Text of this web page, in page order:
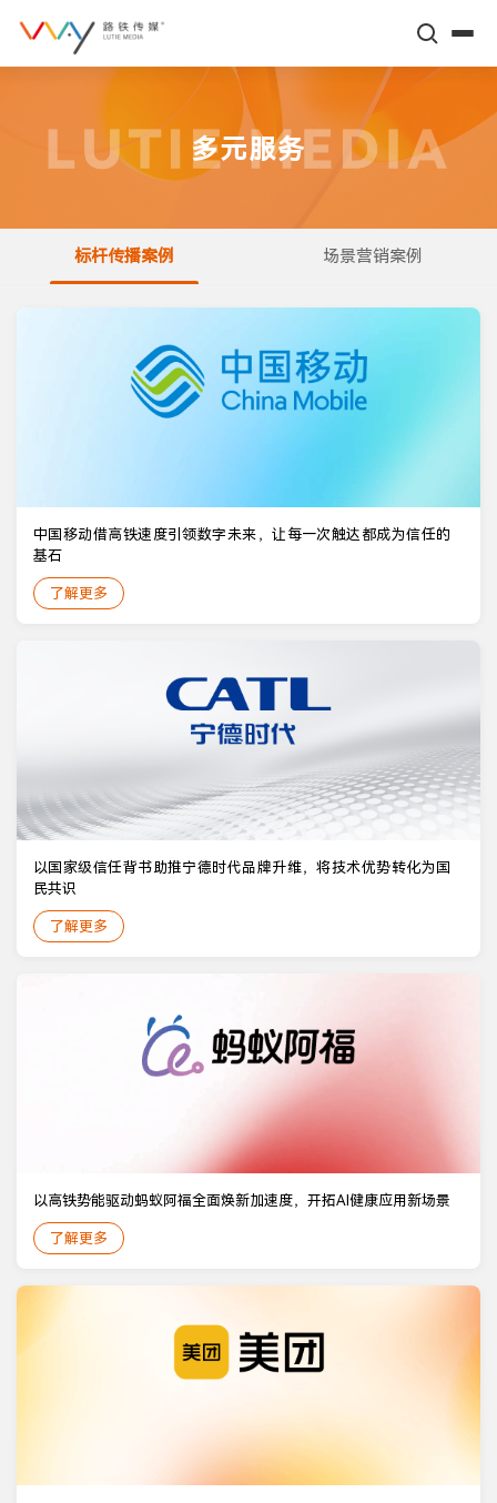
关于路铁
场景营销案例
新闻动态
高铁数据
多元服务
标杆传播案例 场景营销案例
中国移动借高铁速度引领数字未来，让每一次触达都成为信任的
基石
了解更多
以国家级信任背书助推宁德时代品牌升维，将技术优势转化为国
民共识
了解更多
以高铁势能驱动蚂蚁阿福全面焕新加速度，开拓AI健康应用新场景
了解更多